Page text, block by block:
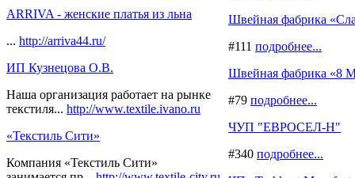
ARRIVA - женские платья из льна
... http://arriva44.ru/
ИП Кузнецова О.В.
Наша организация работает на рынке
текстиля... http://www.textile.ivano.ru
«Текстиль Сити»
Компания «Текстиль Сити»
Швейная фабрика
#111 подробнее...
Швейная фабрика «8
#79 подробнее...
ЧУП "ЕВРОСЕЛ-Н"
#340 подробнее...